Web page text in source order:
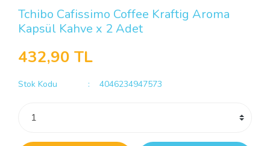
Tchibo Cafissimo Coffee Kraftig Aroma
Kapsül Kahve x 2 Adet
432,90 TL
Stok Kodu 4046234947573